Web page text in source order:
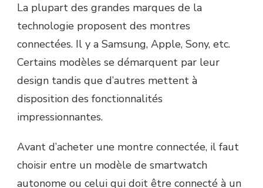
La plupart des grandes marques de la
technologie proposent des montres
connectées. Il y a Samsung, Apple, Sony, etc.
Certains modèles se démarquent par leur
design tandis que d’autres mettent à
disposition des fonctionnalités
impressionnantes.
Avant d’acheter une montre connectée, il faut
choisir entre un modèle de smartwatch
autonome ou celui qui doit être connecté à un